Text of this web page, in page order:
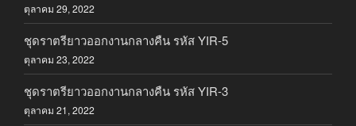
ตุลาคม 29, 2022
ชุดราตรียาวออกงานกลางคืน รหัส YIR-5
ตุลาคม 23, 2022
ชุดราตรียาวออกงานกลางคืน รหัส YIR-3
ตุลาคม 21, 2022